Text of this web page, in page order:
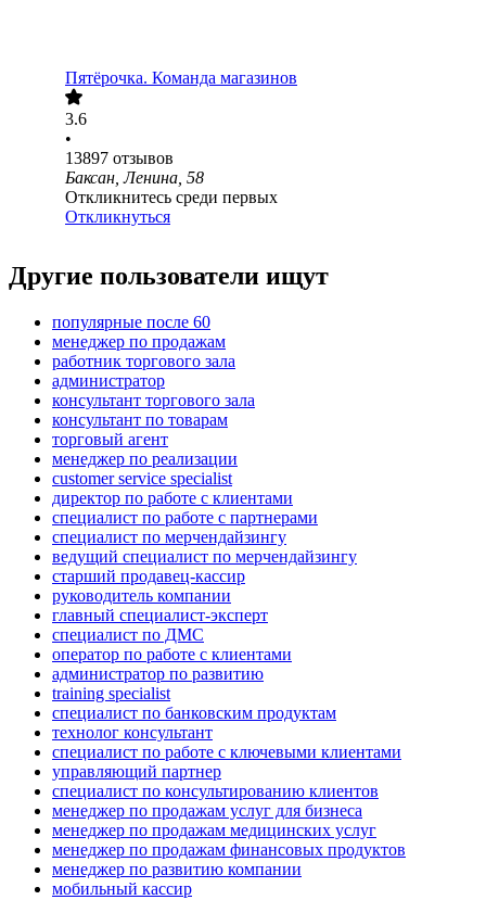
Пятёрочка. Команда магазинов
3.6
•
13897 отзывов
Баксан, Ленина, 58
Откликнитесь среди первых
Откликнуться
Другие пользователи ищут
популярные после 60
менеджер по продажам
работник торгового зала
администратор
консультант торгового зала
консультант по товарам
торговый агент
менеджер по реализации
customer service specialist
директор по работе с клиентами
специалист по работе с партнерами
специалист по мерчендайзингу
ведущий специалист по мерчендайзингу
старший продавец-кассир
руководитель компании
главный специалист-эксперт
специалист по ДМС
оператор по работе с клиентами
администратор по развитию
training specialist
специалист по банковским продуктам
технолог консультант
специалист по работе с ключевыми клиентами
управляющий партнер
специалист по консультированию клиентов
менеджер по продажам услуг для бизнеса
менеджер по продажам медицинских услуг
менеджер по продажам финансовых продуктов
менеджер по развитию компании
мобильный кассир